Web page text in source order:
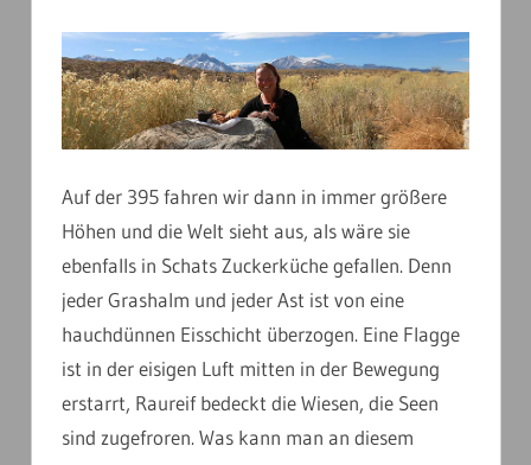
Auf der 395 fahren wir dann in immer größere
Höhen und die Welt sieht aus, als wäre sie
ebenfalls in Schats Zuckerküche gefallen. Denn
jeder Grashalm und jeder Ast ist von eine
hauchdünnen Eisschicht überzogen. Eine Flagge
ist in der eisigen Luft mitten in der Bewegung
erstarrt, Raureif bedeckt die Wiesen, die Seen
sind zugefroren. Was kann man an diesem